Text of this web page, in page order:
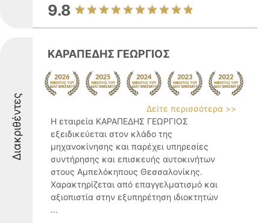
9.8
Διακριθέντες
ΚΑΡΑΠΕΔΗΣ ΓΕΩΡΓΙΟΣ
Δείτε περισσότερα >>
Η εταιρεία ΚΑΡΑΠΕΔΗΣ ΓΕΩΡΓΙΟΣ
εξειδικεύεται στον κλάδο της
μηχανοκίνησης και παρέχει υπηρεσίες
συντήρησης και επισκευής αυτοκινήτων
στους Αμπελόκηπους Θεσσαλονίκης.
Χαρακτηρίζεται από επαγγελματισμό και
αξιοπιστία στην εξυπηρέτηση ιδιοκτητών
...